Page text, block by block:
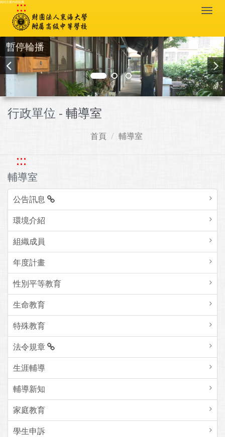
跳到主要內容區塊
:::
暫停輪播
行政單位 - 輔導室
首頁 輔導室
:::
輔導室
公告訊息
環境介紹
組織成員
年度計畫
性別平等教育
生命教育
特殊教育
法令規章
生涯輔導
輔導新知
家庭教育
學生申訴